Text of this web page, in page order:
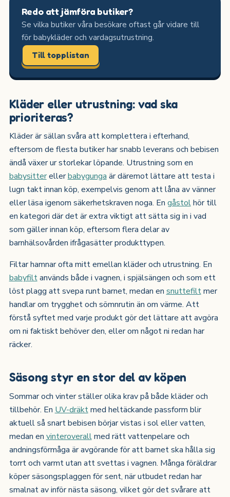
Redo att jämföra butiker?
Se vilka butiker våra besökare oftast går vidare till
för babykläder och vardagsutrustning.
Till topplistan
Kläder eller utrustning: vad ska
prioriteras?
Kläder är sällan svåra att komplettera i efterhand,
eftersom de flesta butiker har snabb leverans och bebisen
ändå växer ur storlekar löpande. Utrustning som en
babysitterellerbabygunga är däremot lättare att testa i
lugn takt innan köp, exempelvis genom att låna av vänner
eller läsa igenom säkerhetskraven noga. En gåstolhör till
en kategori där det är extra viktigt att sätta sig in i vad
som gäller innan köp, eftersom flera delar av
barnhälsovården ifrågasätter produkttypen.
Filtar hamnar ofta mitt emellan kläder och utrustning. En
babyfiltanvänds både i vagnen, i spjälsängen och som ett
löst plagg att svepa runt barnet, medan en snuttefiltmer
handlar om trygghet och sömnrutin än om värme. Att
förstå syftet med varje produkt gör det lättare att avgöra
om ni faktiskt behöver den, eller om något ni redan har
räcker.
Säsong styr en stor del av köpen
Sommar och vinter ställer olika krav på både kläder och
tillbehör. En UV-dräktmed heltäckande passform blir
aktuell så snart bebisen börjar vistas i sol eller vatten,
medan en vinteroverallmed rätt vattenpelare och
andningsförmåga är avgörande för att barnet ska hålla sig
torrt och varmt utan att svettas i vagnen. Många föräldrar
köper säsongsplaggen för sent, när utbudet redan har
smalnat av inför nästa säsong, vilket gör det svårare att